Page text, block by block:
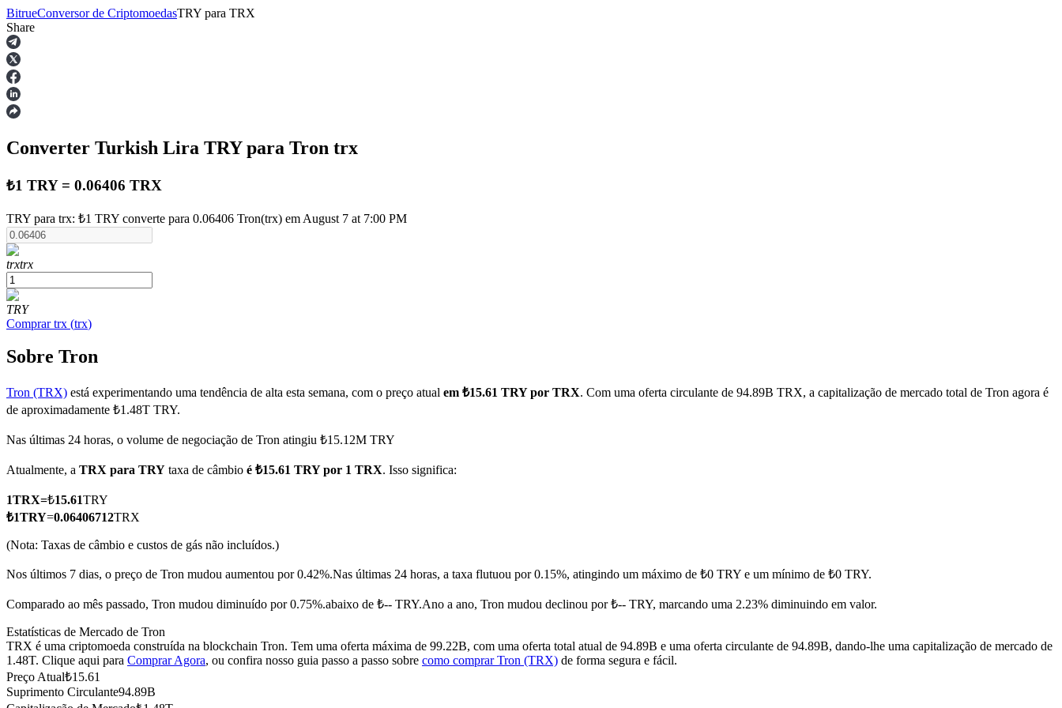
Futuros
Futuros de USDT
TradFi
Derivativos de ações, câmbio, metais preciosos e commodities
Futuros de USDC
BitrueConversor de CriptomoedasTRY para TRX
Share
Converter Turkish Lira TRYpara Tron trx
₺1 TRY = 0.06406 TRX
TRY para trx: ₺1 TRY converte para 0.06406 Tron(trx) em August 7 at 7:00 PM
trxtrx
TRY
Comprar trx (trx)
Sobre Tron
Tron (TRX) está experimentando uma tendência de alta esta semana, com o preço atual em ₺15.61 TRY por TRX. Com uma oferta circulante de 94.89B TRX, a capitalização de mercado total de Tron agora é
de aproximadamente ₺1.48T TRY.
Nas últimas 24 horas, o volume de negociação de Tron atingiu ₺15.12M TRY
Atualmente, a TRX para TRY taxa de câmbio é ₺15.61 TRY por 1 TRX. Isso significa:
1TRX=₺15.61TRY
₺1TRY=0.06406712TRX
(Nota: Taxas de câmbio e custos de gás não incluídos.)
Nos últimos 7 dias, o preço de Tron mudou aumentou por 0.42%.Nas últimas 24 horas, a taxa flutuou por 0.15%, atingindo um máximo de ₺0 TRY e um mínimo de ₺0 TRY.
Comparado ao mês passado, Tron mudou diminuído por 0.75%.abaixo de ₺-- TRY.Ano a ano, Tron mudou declinou por ₺-- TRY, marcando uma 2.23% diminuindo em valor.
Estatísticas de Mercado de Tron
TRX é uma criptomoeda construída na blockchain Tron. Tem uma oferta máxima de 99.22B, com uma oferta total atual de 94.89B e uma oferta circulante de 94.89B, dando-lhe uma capitalização de mercado de
1.48T. Clique aqui para Comprar Agora, ou confira nosso guia passo a passo sobre como comprar Tron (TRX) de forma segura e fácil.
Preço Atual₺15.61
Suprimento Circulante94.89B